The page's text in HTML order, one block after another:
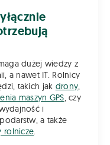
dużej wiedzy z
a nawet IT. Rolnicy
takich jak drony,
maszyn GPS, czy
i
a także
rolnicze.